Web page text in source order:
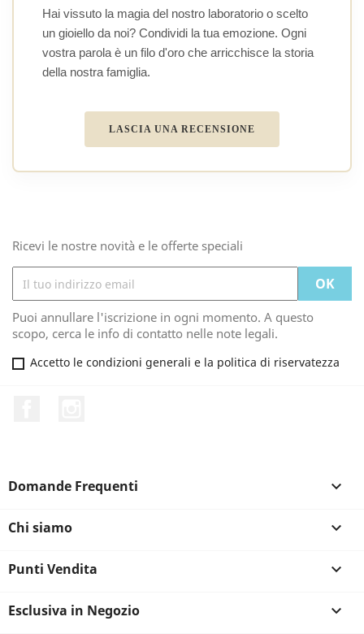
Hai vissuto la magia del nostro laboratorio o scelto
un gioiello da noi? Condividi la tua emozione. Ogni
vostra parola è un filo d'oro che arricchisce la storia
della nostra famiglia.
LASCIA UNA RECENSIONE
Ricevi le nostre novità e le offerte speciali
Puoi annullare l'iscrizione in ogni momento. A questo
scopo, cerca le info di contatto nelle note legali.
Accetto le condizioni generali e la politica di riservatezza
Domande Frequenti 
Chi siamo 
Punti Vendita 
Esclusiva in Negozio 